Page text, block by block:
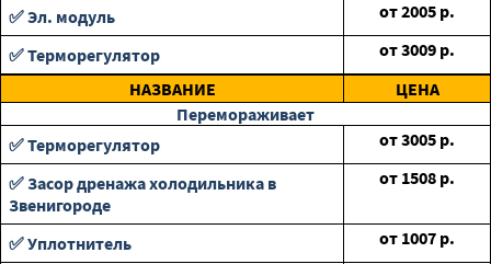
✅ Эл. модуль
от2005 р.
✅ Терморегулятор
от3009 р.
НАЗВАНИЕ
ЦЕНА
Перемораживает
✅ Терморегулятор
от3005 р.
✅ Засор дренажа холодильника в
Звенигороде
от 1508 р.
✅ Уплотнитель от 1007 р.